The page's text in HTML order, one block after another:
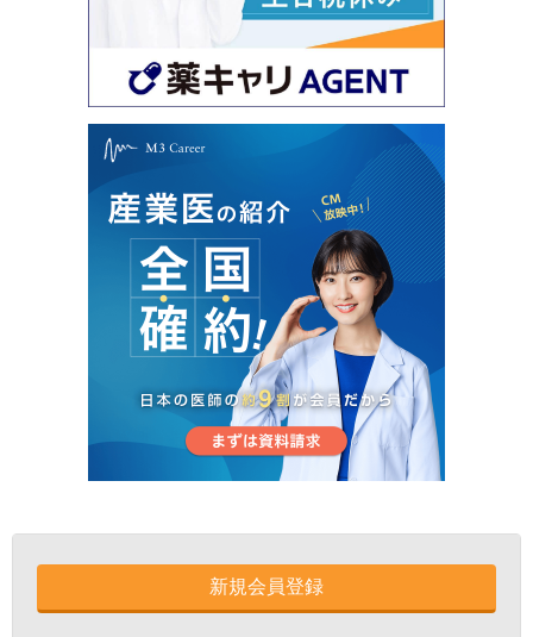
新規会員登録